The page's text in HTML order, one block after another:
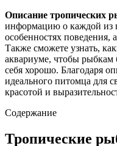
Описание тропических
информацию о каждой из
особенностях поведения,
Также сможете узнать,
аквариуме, чтобы рыбкам
себя хорошо. Благодаря
идеального питомца для
красотой и
Содержание
Тропические